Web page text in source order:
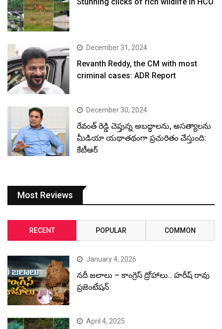
December 31, 2024
Revanth Reddy, the CM with most
criminal cases: ADR Report
December 30, 2024
రేవంత్ రెడ్డి చెప్తున్న అబద్ధాలను, అసత్యాలను
మీడియా యథాతథంగా ప్రచురితం చేస్తుంది:
కేటీఆర్
Most Reviews
RECENT POPULAR COMMON
January 4, 2026
నదీ జలాలు – కాంగ్రెస్ ద్రోహాలు.. హరీష్ రావు
ప్రజెంటేషన్
April 4, 2025